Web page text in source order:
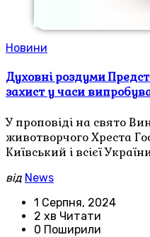
Новини
Духовні роздуми
захист у часи
У проповіді на свято
животворчого Хреста
Київський і всієї
від News
1 Серпня, 2024
2 хв Читати
0 Поширили